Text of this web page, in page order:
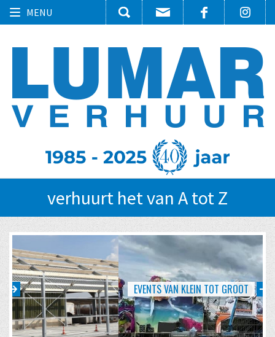
Toggle
MENU
verhuurt het van A tot Z
EVENTS VAN KLEIN TOT GROOT